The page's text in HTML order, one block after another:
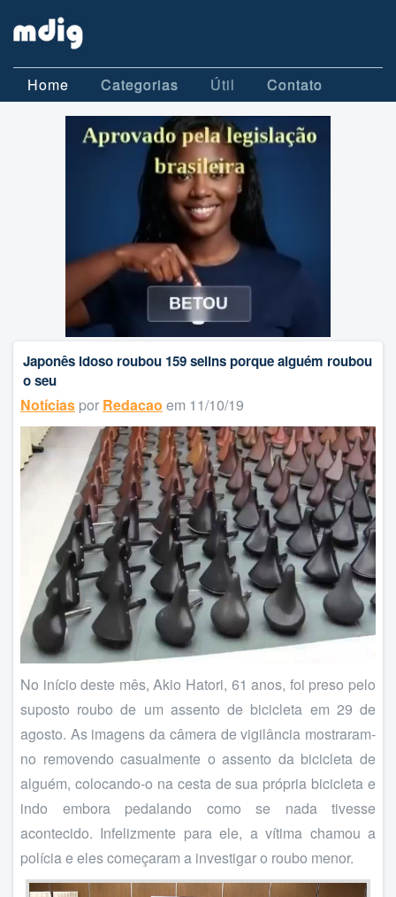
Home Categorias Útil Contato
Japonês idoso roubou 159 selins porque alguém roubou
o seu
Notícias por Redacao em 11/10/19
No início deste mês, Akio Hatori, 61 anos, foi preso pelo
suposto roubo de um assento de bicicleta em 29 de
agosto. As imagens da câmera de vigilância mostraram-
no removendo casualmente o assento da bicicleta de
alguém, colocando-o na cesta de sua própria bicicleta e
indo embora pedalando como se nada tivesse
acontecido. Infelizmente para ele, a vítima chamou a
polícia e eles começaram a investigar o roubo menor.